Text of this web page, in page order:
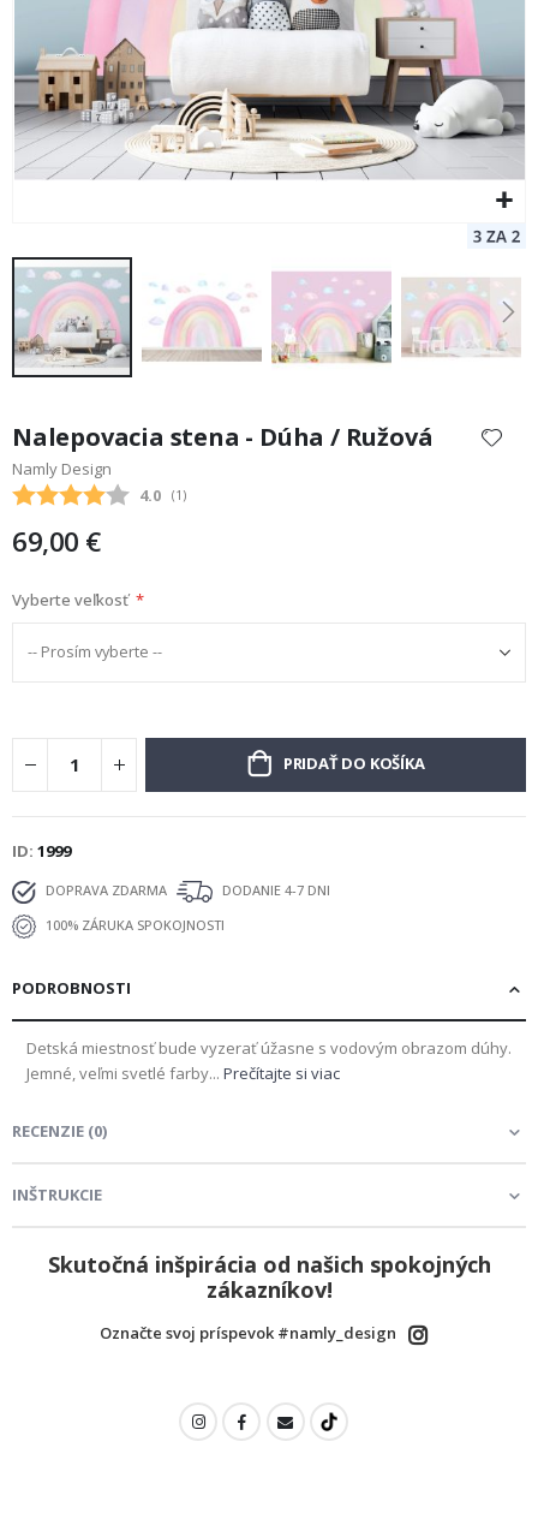
začiatok
galérie
obrázkov
Nalepovacia stena - Dúha / Ružová
Namly Design
Priemerne hodnotenie:
4.0 (hlasy:
1 )
69,00 €
Vyberte veľkosť
PRIDAŤ DO KOŠÍKA
ID 1999
DOPRAVA ZDARMA
DODANIE 4-7 DNI
100% ZÁRUKA SPOKOJNOSTI
PODROBNOSTI
Detská miestnosť bude vyzerať úžasne s vodovým obrazom dúhy.
Jemné, veľmi svetlé farby... Prečítajte si viac
RECENZIE (0)
INŠTRUKCIE
Skutočná inšpirácia od našich spokojných
zákazníkov!
Označte svoj príspevok #namly_design